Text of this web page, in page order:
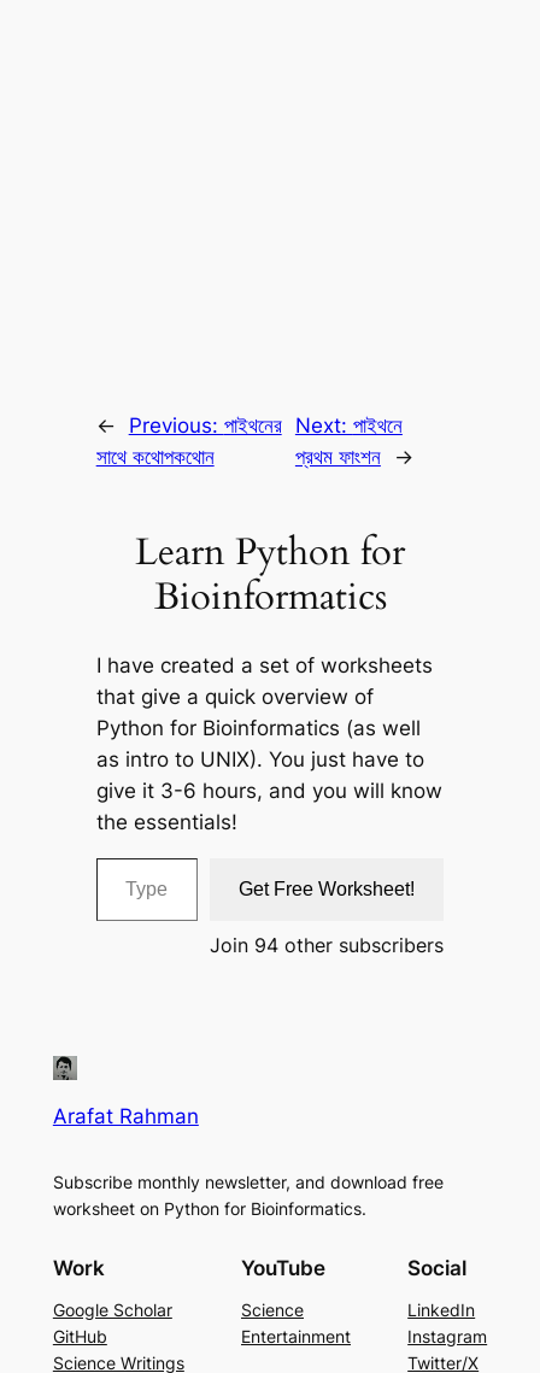
← Previous: পাইথনের
সাথে কথোপকথোন
Next: পাইথনে
প্রথম ফাংশন
→
Learn Python for
Bioinformatics
I have created a set of worksheets
that give a quick overview of
Python for Bioinformatics (as well
as intro to UNIX). You just have to
give it 3-6 hours, and you will know
the essentials!
Type your email…
Get Free Worksheet!
Join 94 other subscribers
Arafat Rahman
Subscribe monthly newsletter, and download free
worksheet on Python for Bioinformatics.
Work
Google Scholar
GitHub
Science Writings
YouTube
Science
Entertainment
Social
LinkedIn
Instagram
Twitter/X